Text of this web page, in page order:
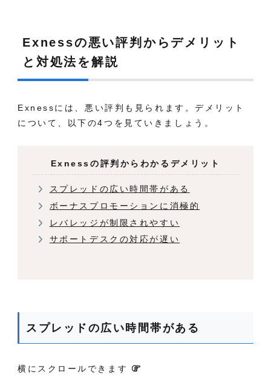
Exnessの悪い評判からデメリット
と対処法を解説
Exnessには、悪い評判も見られます。デメリット
について、以下の4つを見ていきましょう 。
Exnessの評判からわかるデメリット
スプレッドの広い時間帯がある
ボーナスプロモーションに消極的
レバレッジが制限されやすい
サポートデスクの対応が遅い
スプレッドの広い時間帯がある
横にスクロールできます